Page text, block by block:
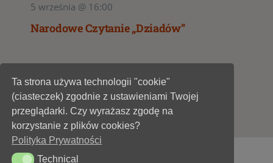
5 września @ 16:00
Narodowe Czytanie „Dziadów”
1
Ta strona używa technologii "cookie"
(ciasteczek) zgodnie z ustawieniami Twojej
przeglądarki. Czy wyrażasz zgodę na
korzystanie z plików cookies?
Polityka Prywatności
TechnicalTechnical